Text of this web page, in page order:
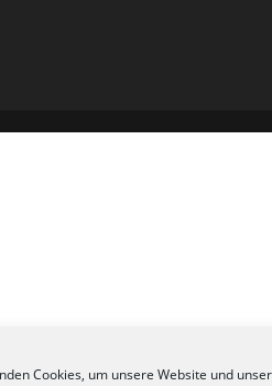
Cookies, um unsere Website und